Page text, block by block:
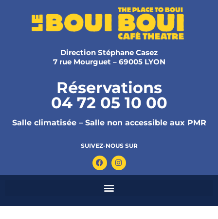
Direction Stéphane Casez
7 rue Mourguet – 69005 LYON
Réservations
04 72 05 10 00
Salle climatisée – Salle non accessible aux PMR
SUIVEZ-NOUS SUR